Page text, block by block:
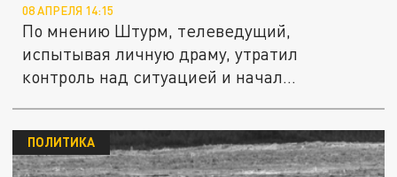
08 АПРЕЛЯ 14:15
По мнению Штурм, телеведущий,
испытывая личную драму, утратил
контроль над ситуацией и начал
ПОЛИТИКА